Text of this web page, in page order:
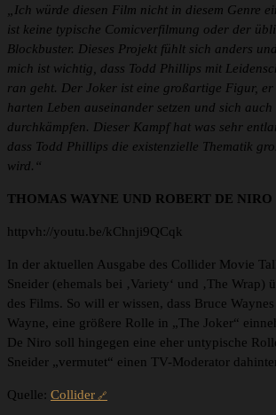
„Ich würde diesen Film nicht in diesem Genre
ist keine typische Comicverfilmung oder der
Blockbuster. Dieses Projekt fühlt sich anders
mich ist wichtig, dass Todd Phillips mit
ran geht. Der Joker ist eine großartige Figur, er
harten Leben auseinander setzen und sich auch
durchkämpfen. Dieser Kampf hat was sehr
dass Todd Phillips die existenzielle Thematik
wird.“
THOMAS WAYNE UND ROBERT DE NIRO
httpvh://youtu.be/kChnji9QCqk
In der aktuellen Ausgabe des Collider Movie
Sneider (ehemals bei ‚Variety‘ und ‚The Wrap)
des Films. So will er wissen, dass Bruce
Wayne, eine größere Rolle in „The Joker“
De Niro soll hingegen eine eher untypische
Sneider „vermutet“ einen TV-Moderator
Quelle: Collider